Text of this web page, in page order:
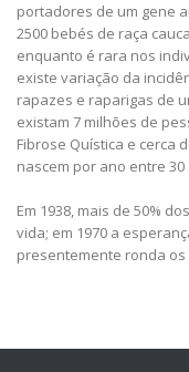
portadores de um gene
2500 bebés de raça
enquanto é rara nos
existe variação da
rapazes e raparigas de
existam 7 milhões de
Fibrose Quística e cerca
nascem por ano entre 30
Em 1938, mais de 50%
vida; em 1970 a
presentemente ronda os